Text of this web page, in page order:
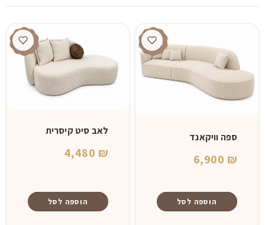
ספה וויקאנד
6,900 ₪
הוספה לסל
לאב סיט קיסרית
4,480 ₪
הוספה לסל